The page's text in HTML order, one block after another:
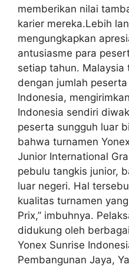
memberikan nilai
karier mereka.Lebih
mengungkapkan
antusiasme para
setiap tahun.
dengan jumlah
Indonesia,
Indonesia sendiri
peserta sungguh luar
bahwa turnamen
Junior International
pebulu tangkis junior,
luar negeri. Hal
kualitas turnamen
Prix,” imbuhnya.
didukung oleh
Yonex Sunrise
Pembangunan Jaya,